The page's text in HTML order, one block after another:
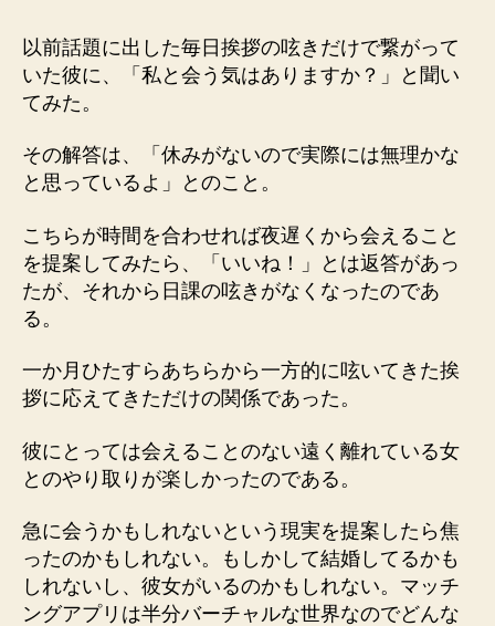
と
バ
ー
ル
へ
以前話題に出した毎日挨拶の呟きだけで繋がって
いた彼に、「私と会う気はありますか？」と聞い
てみた。
その解答は、「休みがないので実際には無理かな
と思っているよ」とのこと。
こちらが時間を合わせれば夜遅くから会えること
を提案してみたら、「いいね！」とは返答があっ
たが、それから日課の呟きがなくなったのであ
る。
一か月ひたすらあちらから一方的に呟いてきた挨
拶に応えてきただけの関係であった。
彼にとっては会えることのない遠く離れている女
とのやり取りが楽しかったのである。
急に会うかもしれないという現実を提案したら焦
ったのかもしれない。もしかして結婚してるかも
しれないし、彼女がいるのかもしれない。マッチ
ングアプリは半分バーチャルな世界なのでどんな